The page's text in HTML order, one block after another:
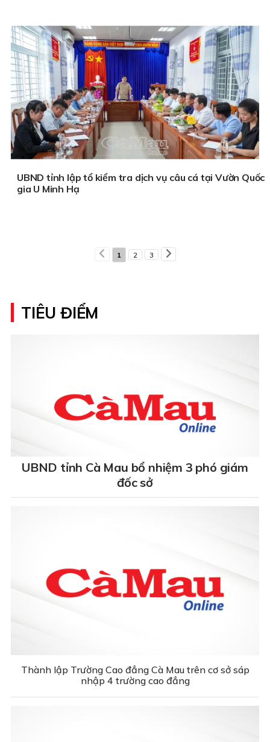
UBND tỉnh lập tổ kiểm tra dịch vụ câu cá tại Vườn Quốc
gia U Minh Hạ
1 2 3
TIÊU ĐIỂM
UBND tỉnh Cà Mau bổ nhiệm 3 phó giám
đốc sở
Thành lập Trường Cao đẳng Cà Mau trên cơ sở sáp
nhập 4 trường cao đẳng